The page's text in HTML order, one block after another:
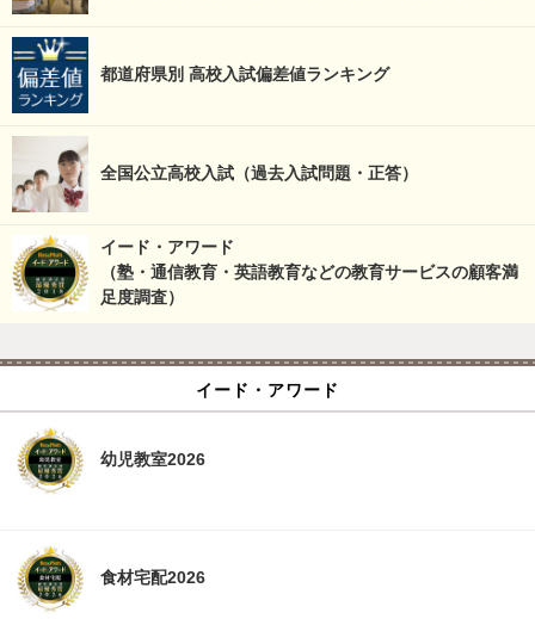
都道府県別 高校入試偏差値ランキング
全国公立高校入試（過去入試問題・正答）
イード・アワード
（塾・通信教育・英語教育などの教育サービスの顧客満
足度調査）
イード・アワード
幼児教室2026
食材宅配2026